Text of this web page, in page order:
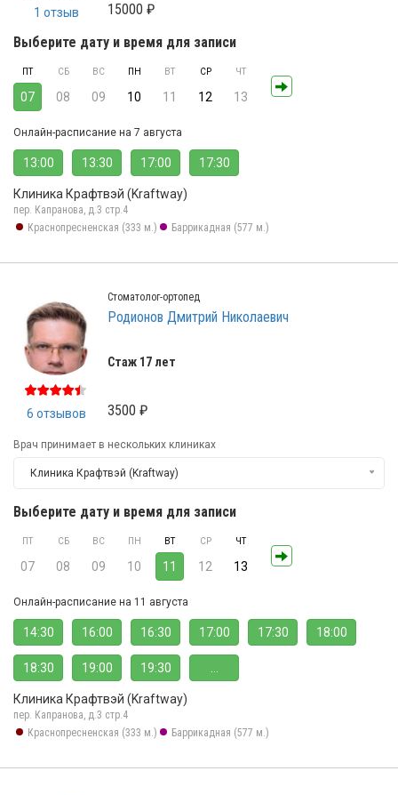
1 отзыв
15000 ₽
Выберите дату и время для записи
ПТ
07
СБ
08
ВС
09
ПН
10
ВТ
11
СР
12
ЧТ
13
Онлайн-расписание на 7 августа
13:00 13:30 17:00 17:30
Клиника Крафтвэй (Kraftway)
пер. Капранова, д.3 стр.4
Краснопресненская (333 м.)
Баррикадная (577 м.)
6 отзывов
Стоматолог-ортопед
Родионов Дмитрий Николаевич
Стаж 17 лет
3500 ₽
Врач принимает в нескольких клиниках
Клиника Крафтвэй (Kraftway)
Выберите дату и время для записи
ПТ
07
СБ
08
ВС
09
ПН
10
ВТ
11
СР
12
ЧТ
13
Онлайн-расписание на 11 августа
14:30 16:00 16:30 17:00 17:30 18:00
18:30 19:00 19:30
Клиника Крафтвэй (Kraftway)
пер. Капранова, д.3 стр.4
Краснопресненская (333 м.)
Баррикадная (577 м.)